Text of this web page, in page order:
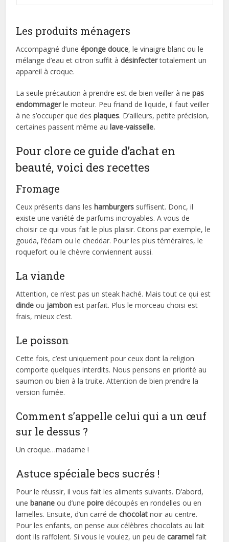
Les produits ménagers
Accompagné d’uneéponge douce, le vinaigre blanc ou le
mélange d’eau et citron suffit àdésinfectertotalement un
appareil à croque.
La seule précaution à prendre est de bien veiller à ne pas
endommagerle moteur. Peu friand de liquide, il faut veiller
à ne s’occuper que desplaques. D’ailleurs, petite précision,
certaines passent même aulave-vaisselle.
Pour clore ce guide d’achat en
beauté, voici des recettes
Fromage
Ceux présents dans leshamburgers suffisent. Donc, il
existe une variété de parfums incroyables. A vous de
choisir ce qui vous fait le plus plaisir. Citons par exemple, le
gouda, l’édam ou le cheddar. Pour les plus téméraires, le
roquefort ou le chèvre conviennent aussi.
La viande
Attention, ce n’est pas un steak haché. Mais tout ce qui est
dinde ou jambon est parfait. Plus le morceau choisi est
frais, mieux c’est.
Le poisson
Cette fois, c’est uniquement pour ceux dont la religion
comporte quelques interdits. Nous pensons en priorité au
saumon ou bien à la truite. Attention de bien prendre la
version fumée.
Comment s’appelle celui qui a un œuf
sur le dessus ?
Un croque…madame !
Astuce spéciale becs sucrés !
Pour le réussir, il vous fait les aliments suivants. D’abord,
unebanane ou d’unepoire découpés en rondelles ou en
lamelles. Ensuite, d’un carré dechocolat noir au centre.
Pour les enfants, on pense aux célèbres chocolats au lait
dont ils raffolent. Si vous le voulez, un peu decaramel fait